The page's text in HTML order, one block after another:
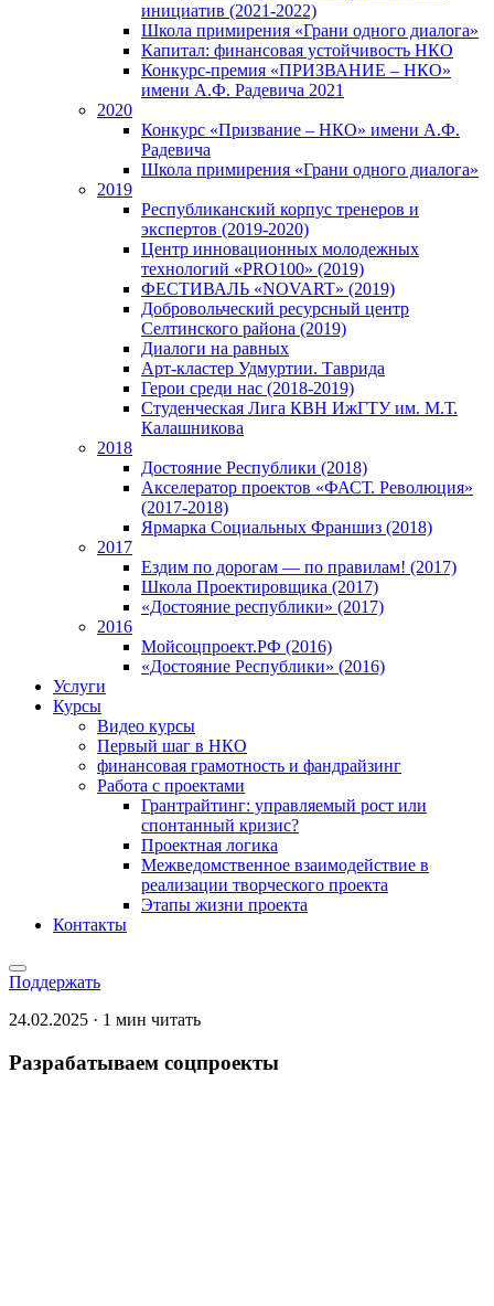
инициатив (2021-2022)
Школа примирения «Грани одного диалога»
Капитал: финансовая устойчивость НКО
Конкурс-премия «ПРИЗВАНИЕ – НКО»
имени А.Ф. Радевича 2021
2020
Конкурс «Призвание – НКО» имени А.Ф.
Радевича
Школа примирения «Грани одного диалога»
2019
Республиканский корпус тренеров и
экспертов (2019-2020)
Центр инновационных молодежных
технологий «PRO100» (2019)
ФЕСТИВАЛЬ «NOVART» (2019)
Добровольческий ресурсный центр
Селтинского района (2019)
Диалоги на равных
Арт-кластер Удмуртии. Таврида
Герои среди нас (2018-2019)
Студенческая Лига КВН ИжГТУ им. М.Т.
Калашникова
2018
Достояние Республики (2018)
Акселератор проектов «ФАСТ. Революция»
(2017-2018)
Ярмарка Социальных Франшиз (2018)
2017
Ездим по дорогам — по правилам! (2017)
Школа Проектировщика (2017)
«Достояние республики» (2017)
2016
Мойсоцпроект.РФ (2016)
«Достояние Республики» (2016)
Услуги
Курсы
Видео курсы
Первый шаг в НКО
финансовая грамотность и фандрайзинг
Работа с проектами
Грантрайтинг: управляемый рост или
спонтанный кризис?
Проектная логика
Межведомственное взаимодействие в
реализации творческого проекта
Этапы жизни проекта
Контакты
Поддержать
24.02.2025 · 1 мин читать
Разрабатываем соцпроекты